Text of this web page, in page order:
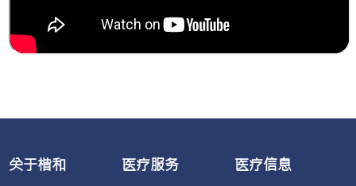
关于楷和 医疗服务 医疗信息